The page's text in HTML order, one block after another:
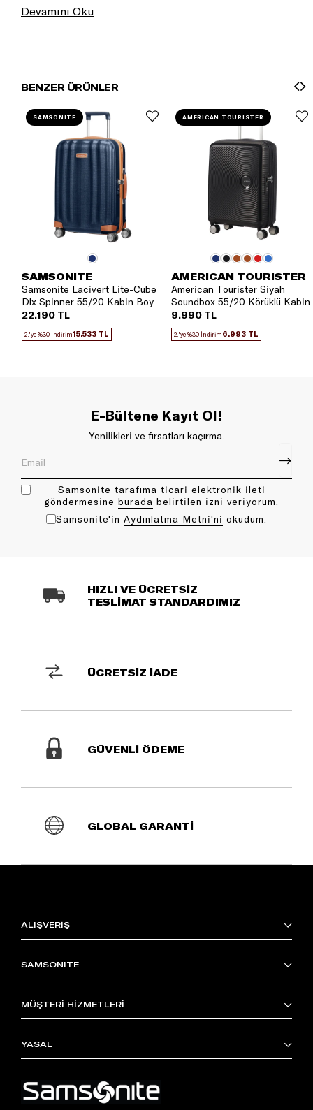
güçlendirilmiş tasarımı, yenilikçi Curv :registered:
yüksekliği ayarlanabilir askılara sahip ped, giysileri
sıkıştıran ve düzgün bir şekilde organize etmeye
yarayan ayırıcı ped bulunur. Sessiz süspansiyon
tekerlekleri ve uzatılmış çift çekme kolu (yalnızca
üstte ikinci bir çanta taşımayı kolaylaştıran modeller)
oldukça konfor yaratmaktadır. Kabin boylarında gizli
genişletilebilir özelliği bulunmaktadır. Tüm
boylarında TSA008 Kilit sistemi bulunmaktadır.
Devamını Oku
BENZER ÜRÜNLER
SAMSONITE
Samsonite Lacivert Lite-Cube
Dlx Spinner 55/20 Kabin Boy
Valiz
22.190 TL
2.'ye %30 İndirim15.533 TL
SAMSONITE
AMERICAN TOURISTER
American Tourister Siyah
Soundbox 55/20 Körüklü Kabin
Boy Valiz
9.990 TL
2.'ye %30 İndirim6.993 TL
AMERICAN TOURISTER
E-Bültene Kayıt Ol!
Yenilikleri ve fırsatları kaçırma.
Samsonite tarafıma ticari elektronik ileti
göndermesine bu rada belirtilen izni veriyorum.
Samsonite'in Aydınlatma Metni'ni okudum.
HIZLI VE ÜCRETSİZ
TESLİMAT STANDARDIMIZ
ÜCRETSİZ İADE
GÜVENLİ ÖDEME
GLOBAL GARANTİ
ALIŞVERİŞ
SAMSONITE
MÜŞTERİ HİZMETLERİ
YASAL